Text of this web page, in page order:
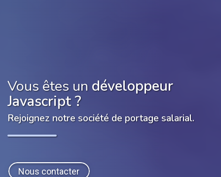
Vous êtes un développeur
Javascript?
Rejoignez notre société de portage salarial.
Nous contacter